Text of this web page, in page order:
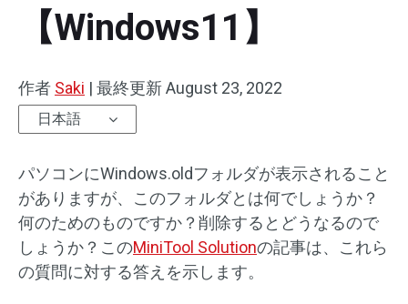
【Windows11】
作者 Saki | 最終更新August 23, 2022
日本語
パソコンにWindows.oldフォルダが表示されること
がありますが、このフォルダとは何でしょうか？
何のためのものですか？削除するとどうなるので
しょうか？このMiniTool Solutionの記事は、これら
の質問に対する答えを示します。